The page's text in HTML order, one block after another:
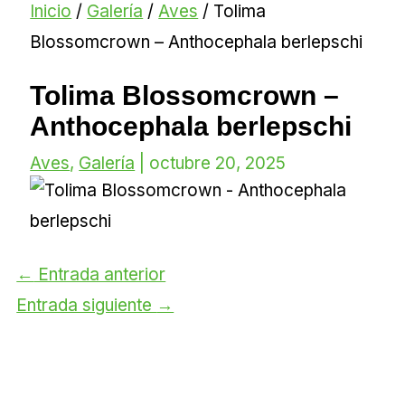
Inicio / Galería /Aves / Tolima
Blossomcrown – Anthocephala berlepschi
Tolima Blossomcrown –
Anthocephala berlepschi
Aves, Galería octubre 20, 2025
← Entrada anterior
Entrada siguiente →